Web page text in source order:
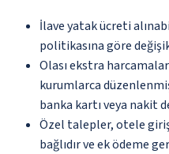
İlave yatak ücreti
politikasına göre
Olası ekstra
kurumlarca
banka kartı veya nakit
Özel talepler, otele
bağlıdır ve ek ödeme